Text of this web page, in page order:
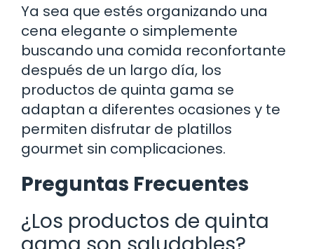
Ya sea que estés organizando una
cena elegante o simplemente
buscando una comida reconfortante
después de un largo día, los
productos de quinta gama se
adaptan a diferentes ocasiones y te
permiten disfrutar de platillos
gourmet sin complicaciones.
Preguntas Frecuentes
¿Los productos de quinta